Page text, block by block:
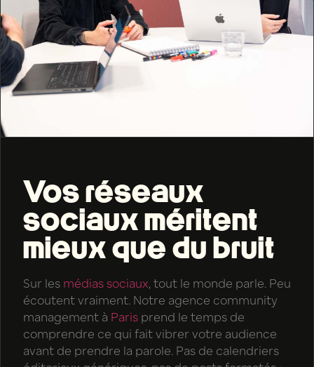
Vos réseaux
sociaux méritent
mieux que du bruit
Sur les médias sociaux, tout le monde parle. Peu
écoutent vraiment. Notre agence community
management à Paris prend le temps de
comprendre ce qui fait vibrer votre audience
avant de prendre la parole. Pas de calendriers